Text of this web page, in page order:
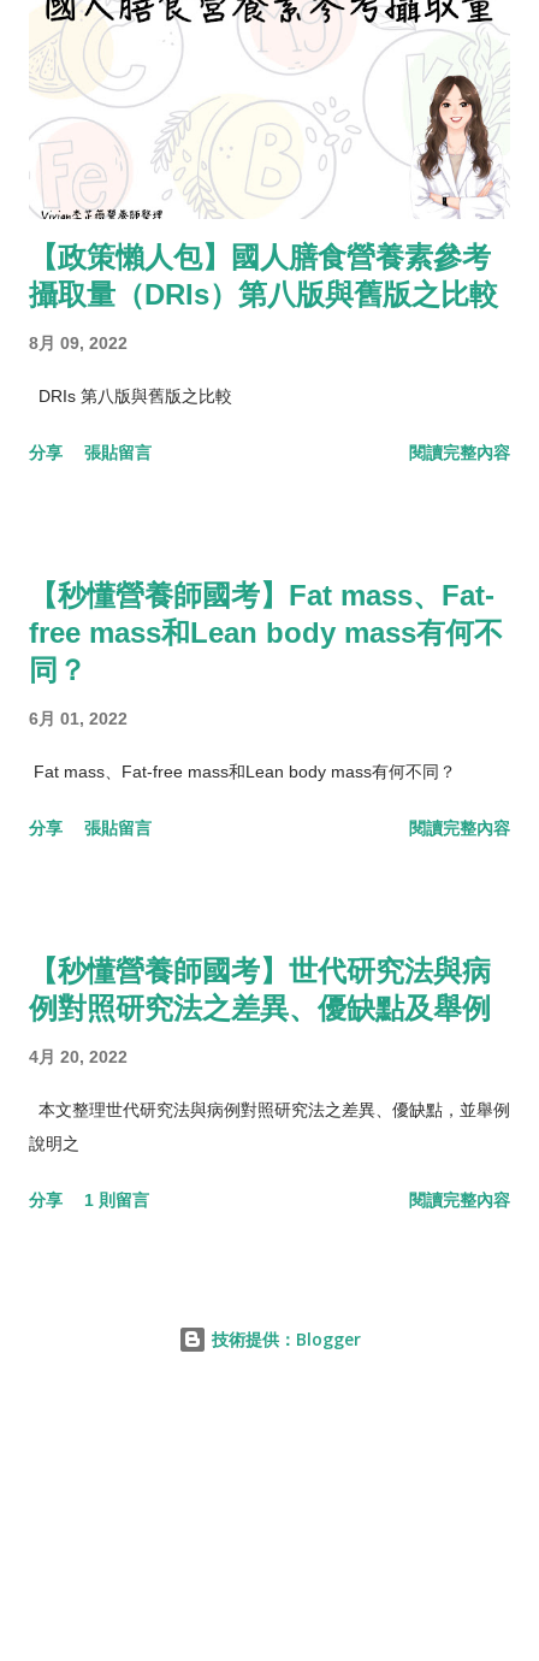
【政策懶人包】國人膳食營養素參考
攝取量（DRIs）第八版與舊版之比較
8月 09, 2022
DRIs 第八版與舊版之比較
分享 張貼留言 閱讀完整內容
【秒懂營養師國考】Fat mass、Fat-
free mass和Lean body mass有何不
同？
6月 01, 2022
Fat mass、Fat-free mass和Lean body mass有何不同？
分享 張貼留言 閱讀完整內容
【秒懂營養師國考】世代研究法與病
例對照研究法之差異、優缺點及舉例
4月 20, 2022
本文整理世代研究法與病例對照研究法之差異、優缺點，並舉例
說明之
分享 1 則留言 閱讀完整內容
技術提供：Blogger